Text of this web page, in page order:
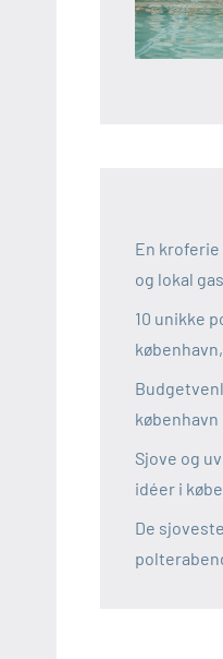
En
og lokal
10 unikke
københavn
Sjove og
idéer i
De